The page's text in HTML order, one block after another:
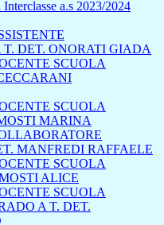
a.s 2023/2024
DET. ONORATI GIADA
SCUOLA
SCUOLA
MARINA
MANFREDI RAFFAELE
SCUOLA
ALICE
SCUOLA
A T. DET.